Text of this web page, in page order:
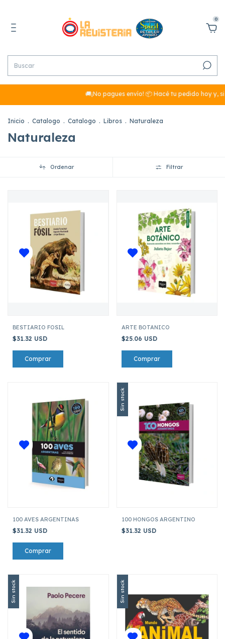
0
🚚¡No pagues envío! 📦 Hacé tu pedido hoy y,
Inicio . Catalogo . Catalogo . Libros . Naturaleza
Naturaleza
Ordenar Filtrar
BESTIARIO FOSIL
$31.32 USD
ARTE BOTANICO
$25.06 USD
100 AVES ARGENTINAS
$31.32 USD
Sin stock
100 HONGOS ARGENTINO
$31.32 USD
Sin stock Sin stock